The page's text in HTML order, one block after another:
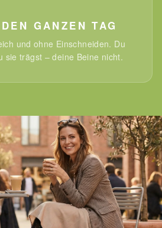
GANZEN TAG
und ohne Einschneiden. Du
sie trägst – deine Beine nicht.